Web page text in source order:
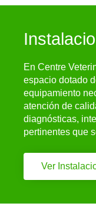
En Centre
espacio dotado
equipamiento
atención de
diagnósticas,
pertinentes que
Ver